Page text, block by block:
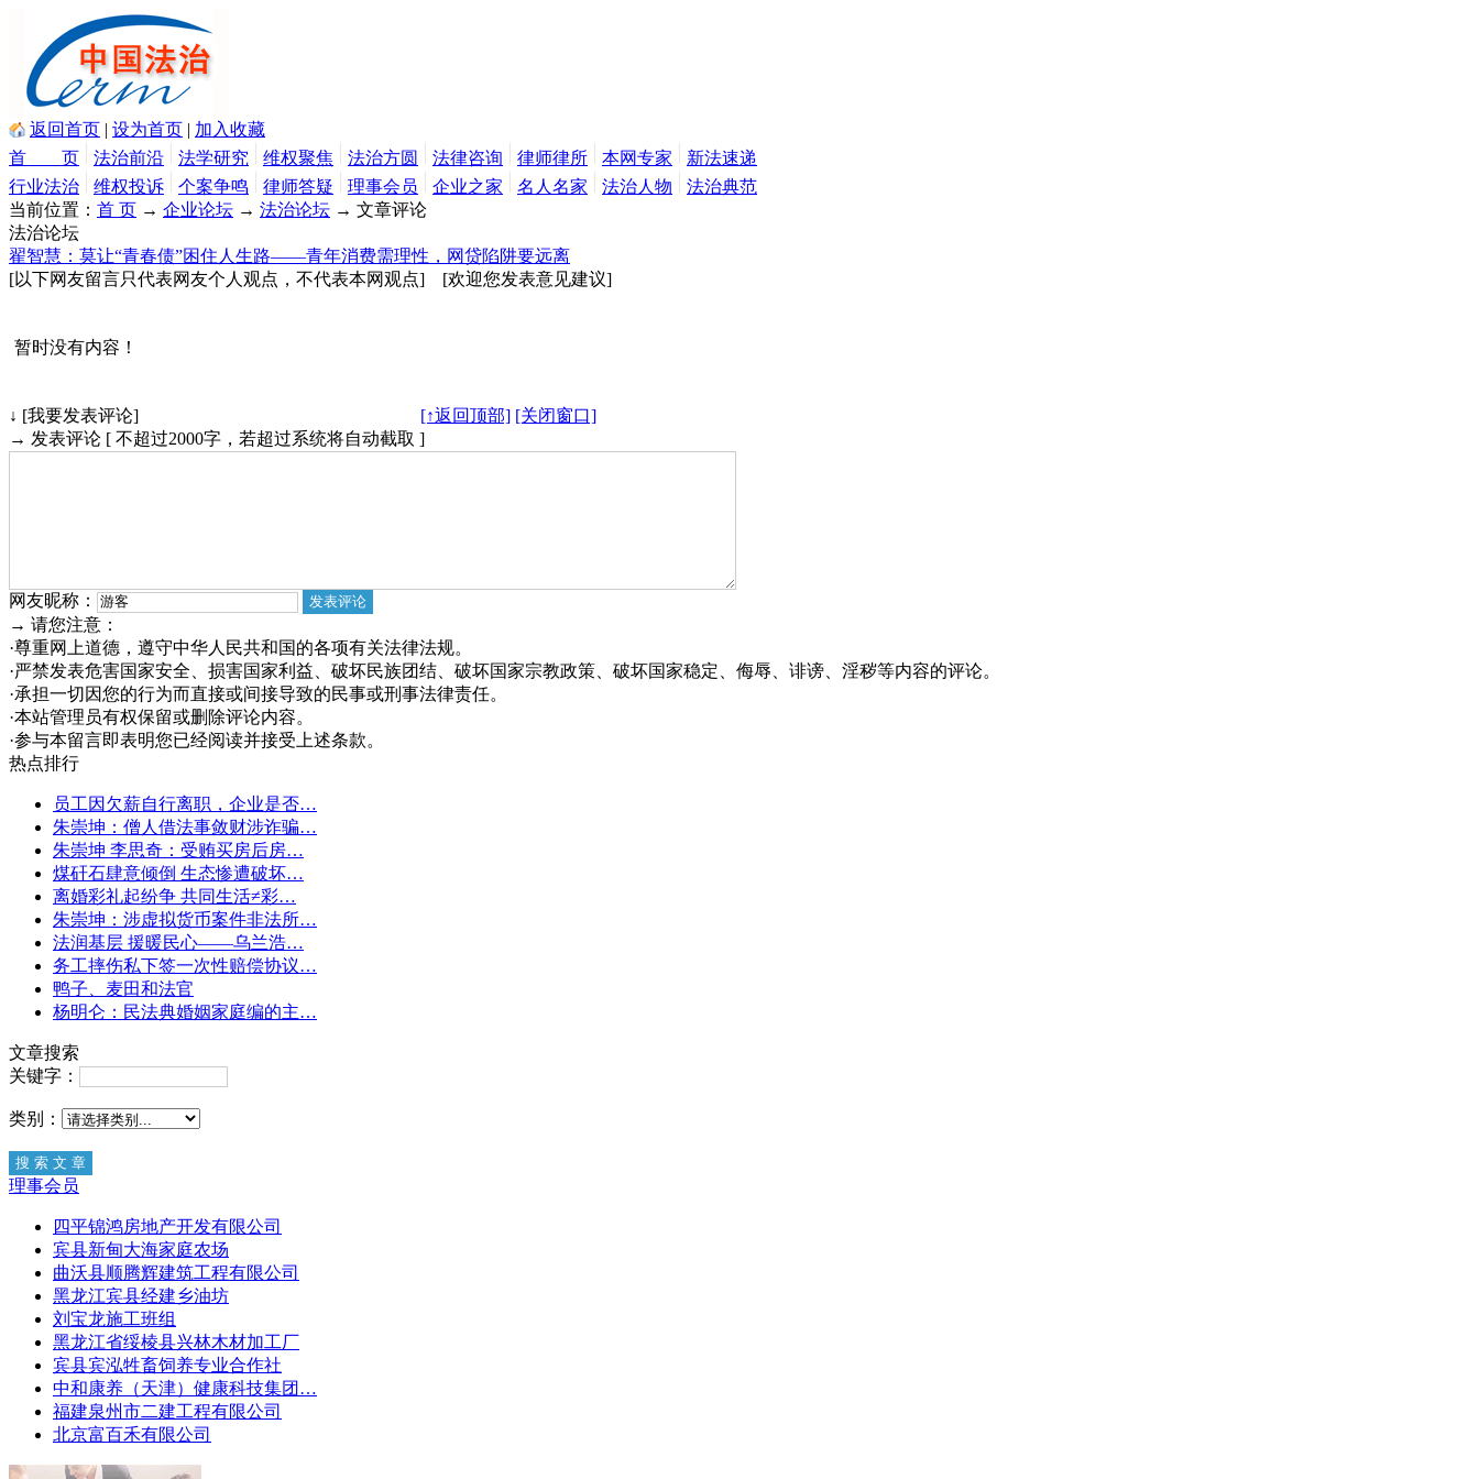
返回首页 | 设为首页 | 加入收藏
首 页
法治前沿 法学研究 维权聚焦 法治方圆 法律咨询 律师律所 本网专家
新法速递
行业法治
维权投诉 个案争鸣 律师答疑 理事会员 企业之家 名人名家 法治人物
法治典范
当前位置： 首 页 → 企业论坛 → 法治论坛 → 文章评论
法治论坛
翟智慧：莫让“青春债”困住人生路——青年消费需理性，网贷陷阱要远离
[以下网友留言只代表网友个人观点，不代表本网观点] [欢迎您发表意见建议]
暂时没有内容！
↓ [我要发表评论] [↑返回顶部] [关闭窗口]
→ 发表评论 [ 不超过2000字，若超过系统将自动截取 ]
网友昵称：
→ 请您注意：
·尊重网上道德，遵守中华人民共和国的各项有关法律法规。
·严禁发表危害国家安全、损害国家利益、破坏民族团结、破坏国家宗教政策、破坏国家稳定、侮辱、诽谤、淫秽等内容的评论。
·承担一切因您的行为而直接或间接导致的民事或刑事法律责任。
·本站管理员有权保留或删除评论内容。
·参与本留言即表明您已经阅读并接受上述条款。
热点排行
员工因欠薪自行离职，企业是否…
朱崇坤：僧人借法事敛财涉诈骗…
朱崇坤 李思奇：受贿买房后房…
煤矸石肆意倾倒 生态惨遭破坏…
离婚彩礼起纷争 共同生活≠彩…
朱崇坤：涉虚拟货币案件非法所…
法润基层 援暖民心——乌兰浩…
务工摔伤私下签一次性赔偿协议…
鸭子、麦田和法官
杨明仑：民法典婚姻家庭编的主…
文章搜索
关键字：
类别：
理事会员
四平锦鸿房地产开发有限公司
宾县新甸大海家庭农场
曲沃县顺腾辉建筑工程有限公司
黑龙江宾县经建乡油坊
刘宝龙施工班组
黑龙江省绥棱县兴林木材加工厂
宾县宾泓牲畜饲养专业合作社
中和康养（天津）健康科技集团…
福建泉州市二建工程有限公司
北京富百禾有限公司